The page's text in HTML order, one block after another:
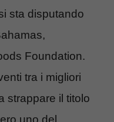
sta disputando
Foundation.
tra i migliori
strappare il titolo